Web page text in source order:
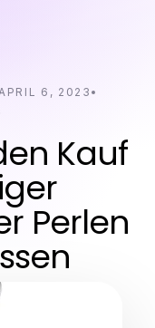
6, 2023
Kauf
Perlen